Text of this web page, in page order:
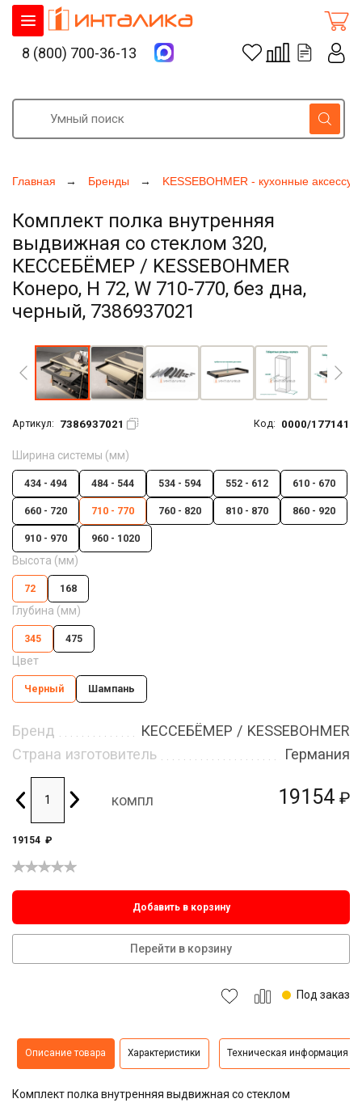
Главная Бренды KESSEBOHMER - кухонные
Комплект полка внутренняя
выдвижная со стеклом 320,
КЕССЕБЁМЕР / KESSEBOHMER
Конеро, H 72, W 710-770, без дна,
черный, 7386937021
Артикул: 7386937021 Код: 0000/177141
19154 ₽
Ширина системы (мм)
434 - 494 484 - 544 534 - 594 552 - 612 610 - 670
660 - 720 710 - 770 760 - 820 810 - 870 860 - 920
910 - 970 960 - 1020
Высота (мм)
72 168
Глубина (мм)
345 475
Цвет
Черный Шампань
Бренд
КЕССЕБЁМЕР / KESSEBOHMER
Страна изготовитель
Германия
компл
19154 ₽
Добавить в корзину
Перейти в корзину
Под заказ
Описание товара Характеристики Техническая информация
Комплект полка внутренняя выдвижная со стеклом
8 (800) 700-36-13